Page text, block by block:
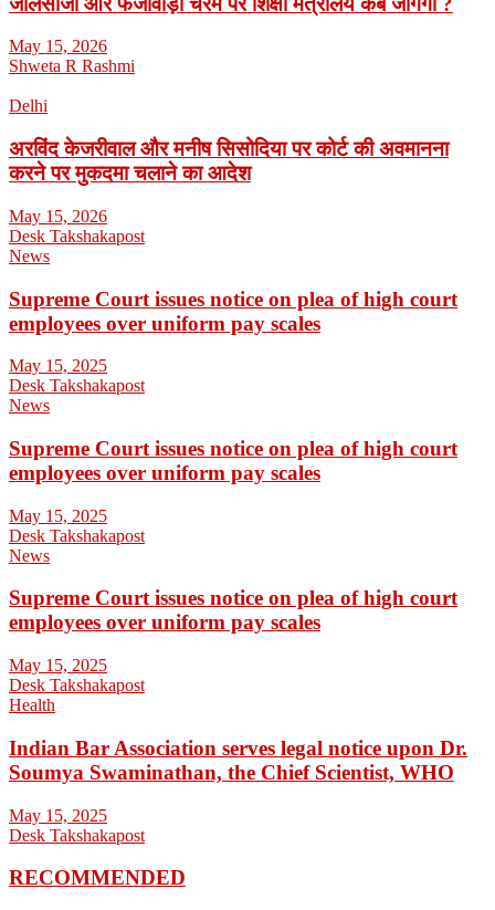
May 15, 2026
Shweta R Rashmi
Delhi
अरविंद केजरीवाल और मनीष सिसोदिया पर कोर्ट की अवमानना
करने पर मुकदमा चलाने का आदेश
May 15, 2026
Desk Takshakapost
News
Supreme Court issues notice on plea of high court
employees over uniform pay scales
May 15, 2025
Desk Takshakapost
News
Supreme Court issues notice on plea of high court
employees over uniform pay scales
May 15, 2025
Desk Takshakapost
News
Supreme Court issues notice on plea of high court
employees over uniform pay scales
May 15, 2025
Desk Takshakapost
Health
Indian Bar Association serves legal notice upon Dr.
Soumya Swaminathan, the Chief Scientist, WHO
May 15, 2025
Desk Takshakapost
RECOMMENDED